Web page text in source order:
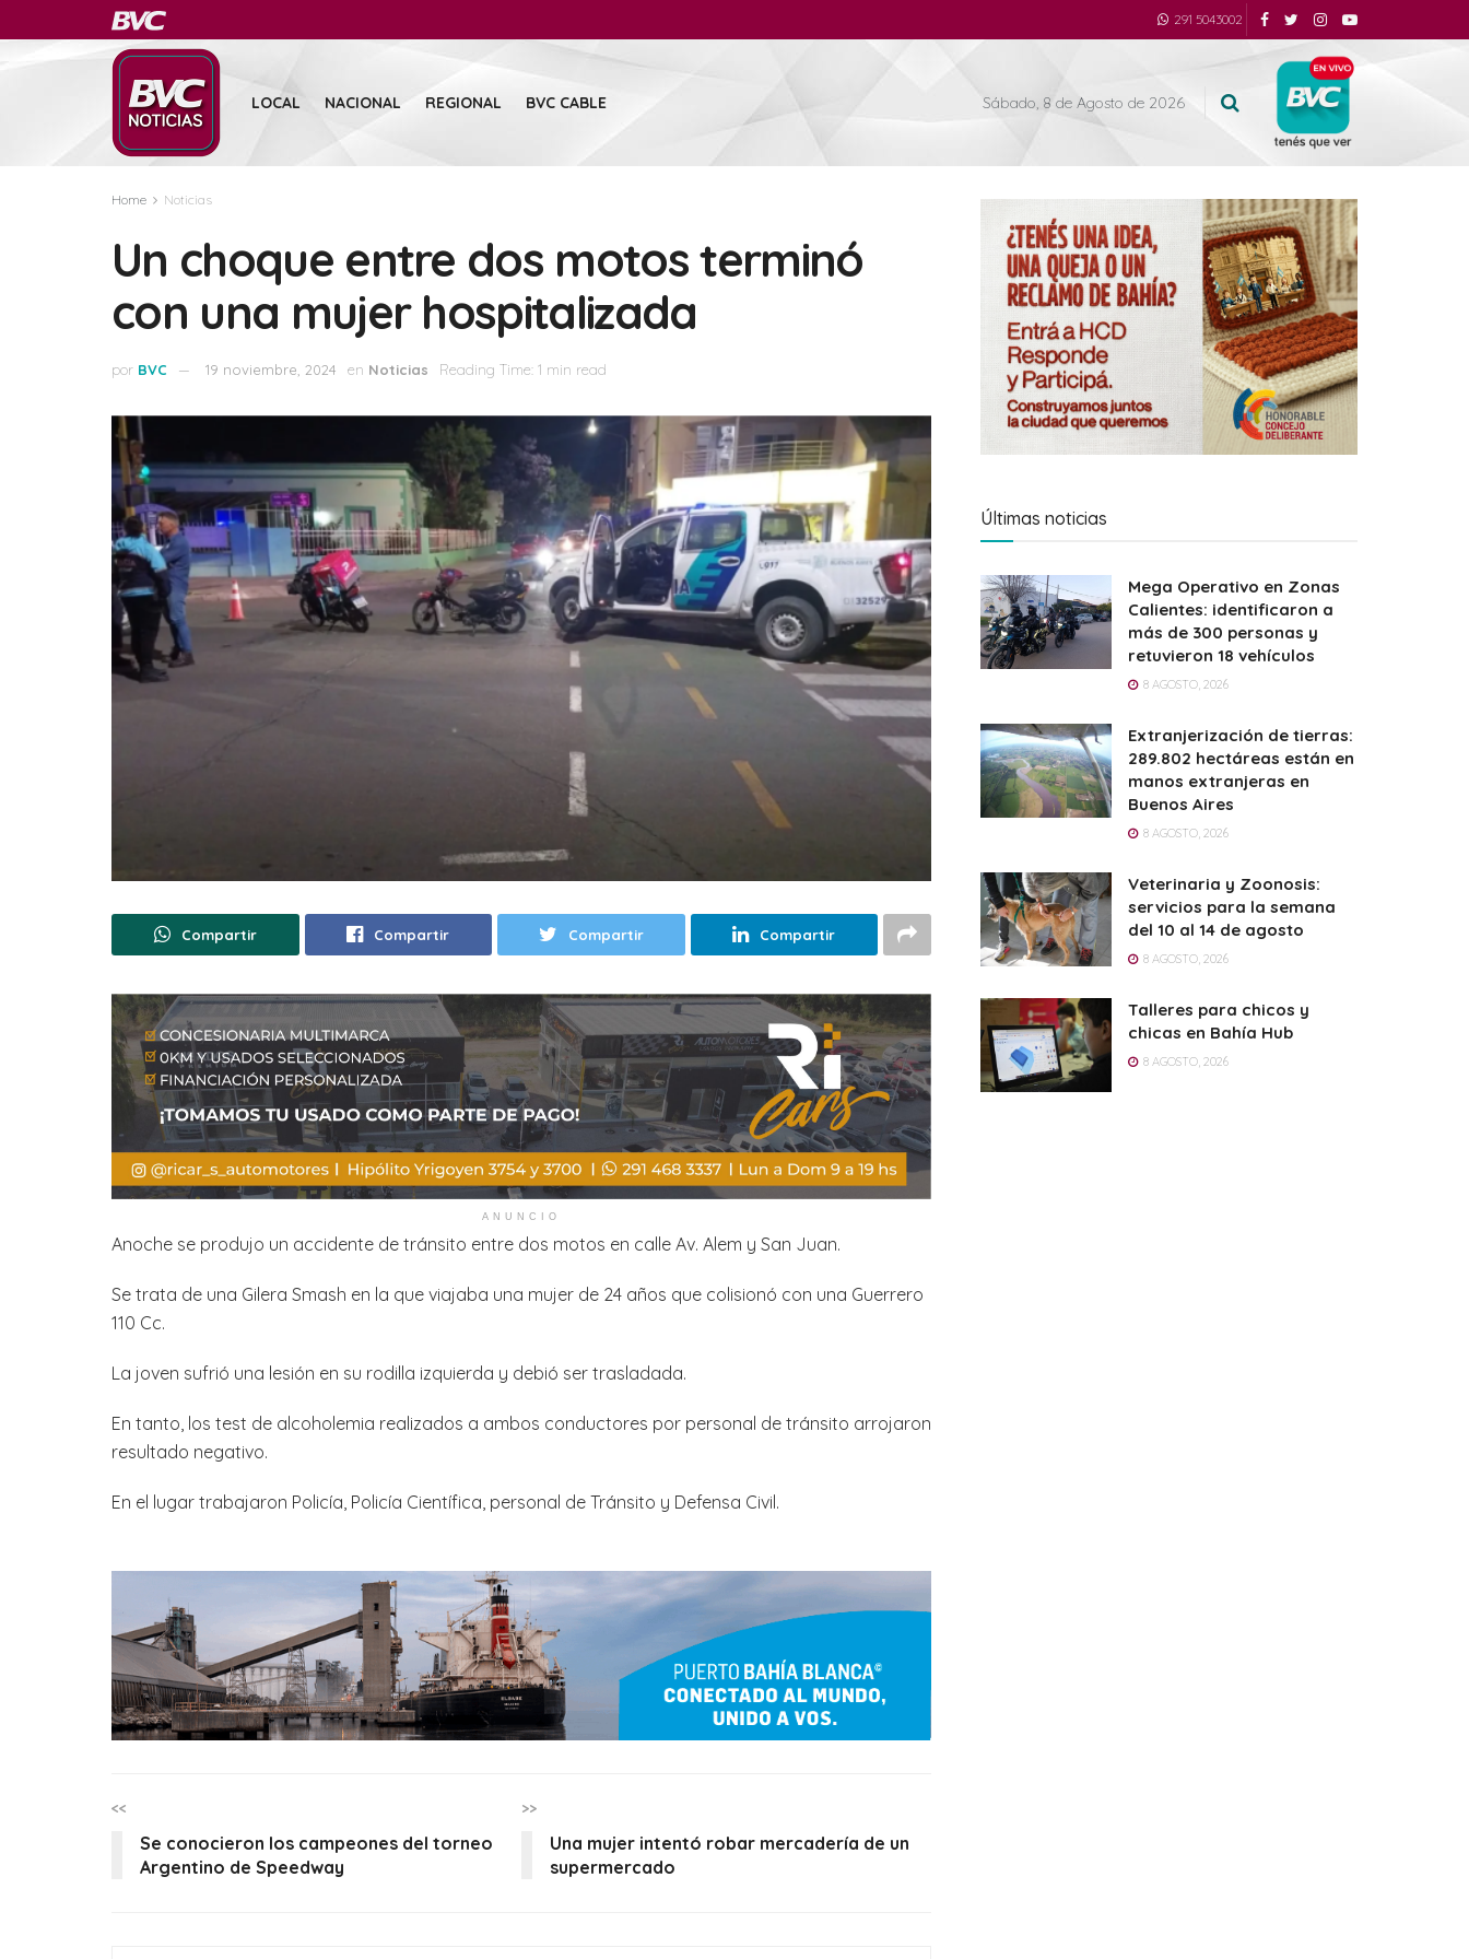
291 5043002
LOCAL NACIONAL REGIONAL BVC CABLE Sábado, 8 de Agosto de 2026
Home Noticias
Un choque entre dos motos terminó
con una mujer hospitalizada
por BVC 19 noviembre, 2024 en Noticias Reading Time: 1 min read
Compartir Compartir Compartir Compartir
ANUNCIO
Anoche se produjo un accidente de tránsito entre dos motos en calle Av. Alem y San Juan.
Se trata de una Gilera Smash en la que viajaba una mujer de 24 años que colisionó con una Guerrero
110 Cc.
La joven sufrió una lesión en su rodilla izquierda y debió ser trasladada.
En tanto, los test de alcoholemia realizados a ambos conductores por personal de tránsito arrojaron
resultado negativo.
En el lugar trabajaron Policía, Policía Científica, personal de Tránsito y Defensa Civil.
<<
Se conocieron los campeones del torneo
Argentino de Speedway
>>
Una mujer intentó robar mercadería de un
supermercado
Últimas noticias
Mega Operativo en Zonas
Calientes: identificaron a
más de 300 personas y
retuvieron 18 vehículos
8 AGOSTO, 2026
Extranjerización de tierras:
289.802 hectáreas están en
manos extranjeras en
Buenos Aires
8 AGOSTO, 2026
Veterinaria y Zoonosis:
servicios para la semana
del 10 al 14 de agosto
8 AGOSTO, 2026
Talleres para chicos y
chicas en Bahía Hub
8 AGOSTO, 2026